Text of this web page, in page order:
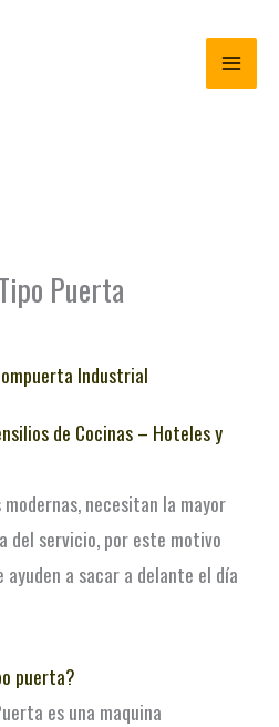
Puerta
Industrial
de Cocinas – Hoteles y
necesitan la mayor
del servicio, por este motivo
a sacar a delante el día
puerta?
es una maquina